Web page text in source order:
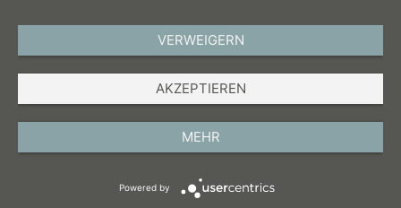
VERWEIGERN
AKZEPTIEREN
MEHR
Powered by